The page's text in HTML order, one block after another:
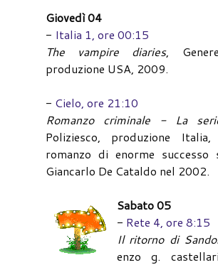
Giovedì 04
- Italia 1, ore 00:15
The vampire diaries,
produzione USA, 2009.
- Cielo, ore 21:10
Romanzo criminale - La
Poliziesco, produzione
romanzo di enorme
Giancarlo De Cataldo nel 2002.
Sabato 05
- Rete 4, ore 8:15
Il ritorno di
enzo g.